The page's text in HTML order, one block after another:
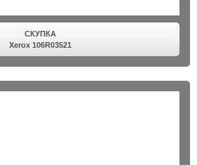
СКУПКА
Xerox 106R03521